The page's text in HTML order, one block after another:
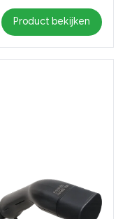
Product bekijken